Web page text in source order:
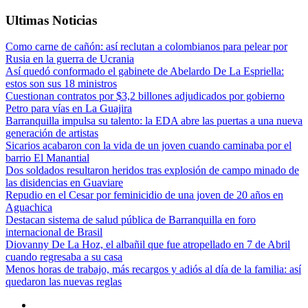
Ultimas Noticias
Como carne de cañón: así reclutan a colombianos para pelear por
Rusia en la guerra de Ucrania
Así quedó conformado el gabinete de Abelardo De La Espriella:
estos son sus 18 ministros
Cuestionan contratos por $3,2 billones adjudicados por gobierno
Petro para vías en La Guajira
Barranquilla impulsa su talento: la EDA abre las puertas a una nueva
generación de artistas
Sicarios acabaron con la vida de un joven cuando caminaba por el
barrio El Manantial
Dos soldados resultaron heridos tras explosión de campo minado de
las disidencias en Guaviare
Repudio en el Cesar por feminicidio de una joven de 20 años en
Aguachica
Destacan sistema de salud pública de Barranquilla en foro
internacional de Brasil
Diovanny De La Hoz, el albañil que fue atropellado en 7 de Abril
cuando regresaba a su casa
Menos horas de trabajo, más recargos y adiós al día de la familia: así
quedaron las nuevas reglas